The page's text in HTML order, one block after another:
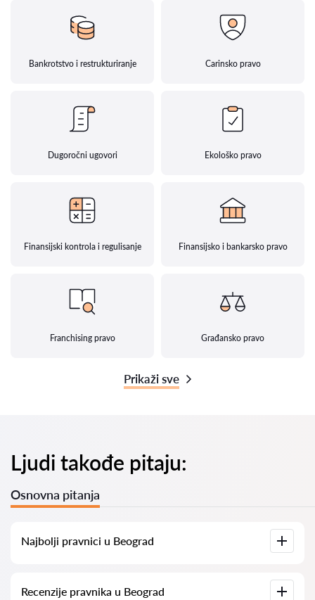
Bankrotstvo i restrukturiranje Carinsko pravo
Dugoročni ugovori Ekološko pravo
Finansijski kontrola i regulisanje Finansijsko i bankarsko pravo
Franchising pravo Građansko pravo
Prikaži sve
Ljudi takođe pitaju:
Osnovna pitanja
Najbolji pravnici u Beograd
svim relevantnim informacijama. Prikazane su cene usluga,
Recenzije pravnika u Beograd